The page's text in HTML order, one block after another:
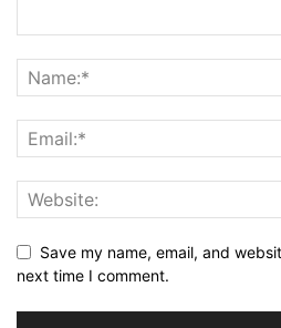
Save my name, email, and
next time I comment.